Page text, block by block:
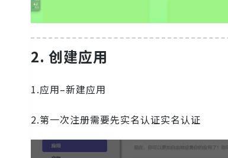
2. 创建应用
1.应用–新建应用
2.第一次注册需要先实名认证实名认证